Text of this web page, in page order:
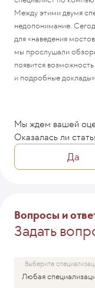
Между этими двумя
недопонимание.
для «наведения
мы прослушали
появится
и подробные
Мы ждем вашей
Оказалась ли
Да
ОТПРАВИТЬ
Вопросы и
Задать
Выберите